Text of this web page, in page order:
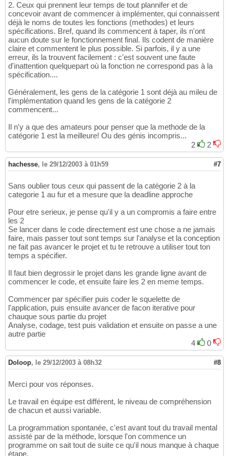
2. Ceux qui prennent leur temps de tout plannifer et de
concevoir avant de commencer à implémenter, qui connaissent
déjà le noms de toutes les fonctions (methodes) et leurs
spécifications. Bref, quand ils commencent à taper, ils n'ont
aucun doute sur le fonctionnement final. Ils codent de manière
claire et commentent le plus possible. Si parfois, il y a une
erreur, ils la trouvent facilement : c'est souvent une faute
d'inattention quelquepart où la fonction ne correspond pas à la
spécification....
Généralement, les gens de la catégorie 1 sont déjà au mileu de
l'implémentation quand les gens de la catégorie 2
commencent...
Il n'y a que des amateurs pour penser que la methode de la
catégorie 1 est la meilleure! Ou des génis incompris...
2
2
hachesse, le 29/12/2003 à 01h59 #7
Sans oublier tous ceux qui passent de la catégorie 2 à la
categorie 1 au fur et a mesure que la deadline approche
Pour etre serieux, je pense qu'il y a un compromis a faire entre
les 2
Se lancer dans le code directement est une chose a ne jamais
faire, mais passer tout sont temps sur l'analyse et la conception
ne fait pas avancer le projet et tu te retrouve a utiliser tout ton
temps a spécifier.
Il faut bien degrossir le projet dans les grande ligne avant de
commencer le code, et ensuite faire les 2 en meme temps.
Commencer par spécifier puis coder le squelette de
l'application, puis ensuite avancer de facon iterative pour
chauque sous partie du projet
Analyse, codage, test puis validation et ensuite on passe a une
autre partie
4
0
Doloop, le 29/12/2003 à 08h32 #8
Merci pour vos réponses.
Le travail en équipe est différent, le niveau de compréhension
de chacun et aussi variable.
La programmation spontanée, c'est avant tout du travail mental
assisté par de la méthode, lorsque l'on commence un
programme on sait tout de suite ce qu'il nous manque à chaque
étape.